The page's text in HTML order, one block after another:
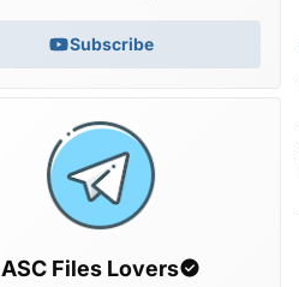
Subscribe
ASC Files Lovers